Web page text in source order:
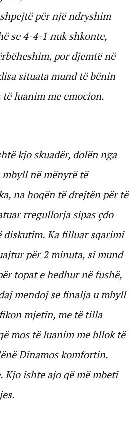
për një ndryshim
se 4-4-1 nuk shkonte,
por djemtë në
situata mund të bënin
luanim me emocion.
kjo skuadër, dolën nga
në mënyrë të
na hoqën të drejtën për të
rregullorja sipas çdo
diskutim. Ka filluar sqarimi
për 2 minuta, si mund
topat e hedhur në fushë,
mendoj se finalja u mbyll
mjetin, me të tilla
mos të luanim me bllok të
Dinamos komfortin.
Kjo ishte ajo që më mbeti